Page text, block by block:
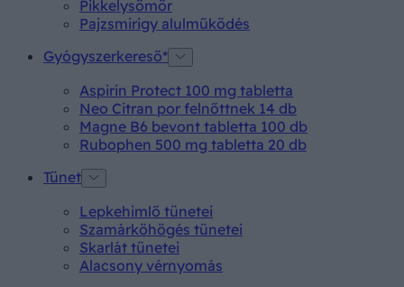
Pikkelysömör
Pajzsmirigy alulműködés
Gyógyszerkereső*
Aspirin Protect 100 mg tabletta
Neo Citran por felnőttnek 14 db
Magne B6 bevont tabletta 100 db
Rubophen 500 mg tabletta 20 db
Tünet
Lepkehimlő tünetei
Szamárköhögés tünetei
Skarlát tünetei
Alacsony vérnyomás